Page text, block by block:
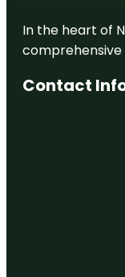
In the heart of
Contact